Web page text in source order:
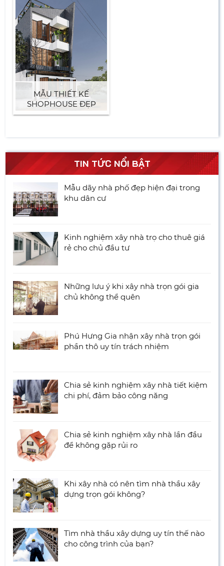
MẪU THIẾT KẾ
SHOPHOUSE ĐẸP
TIN TỨC NỔI BẬT
Mẫu dãy nhà phố đẹp hiện đại trong
khu dân cư
Kinh nghiệm xây nhà trọ cho thuê giá
rẻ cho chủ đầu tư
Những lưu ý khi xây nhà trọn gói gia
chủ không thể quên
Phú Hưng Gia nhận xây nhà trọn gói
phần thô uy tín trách nhiệm
Chia sẻ kinh nghiệm xây nhà tiết kiệm
chi phí, đảm bảo công năng
Chia sẻ kinh nghiệm xây nhà lần đầu
để không gặp rủi ro
Khi xây nhà có nên tìm nhà thầu xây
dựng trọn gói không?
Tìm nhà thầu xây dựng uy tín thế nào
cho công trình của bạn?